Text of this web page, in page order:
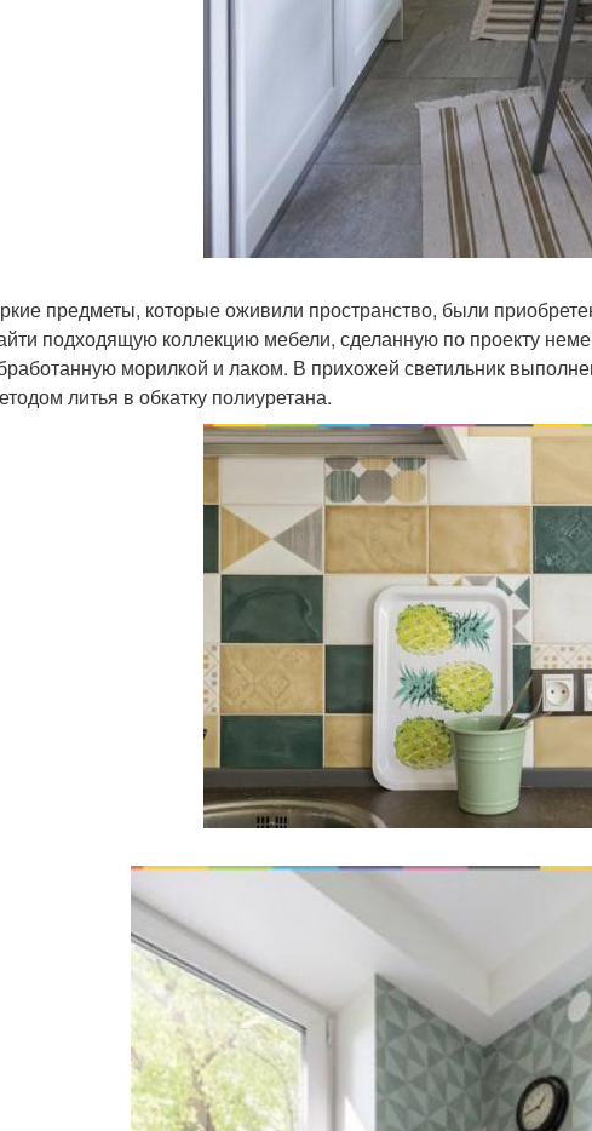
предметы, которые оживили пространство, были
подходящую коллекцию мебели, сделанную по проекту
морилкой и лаком. В прихожей светильник
литья в обкатку полиуретана.